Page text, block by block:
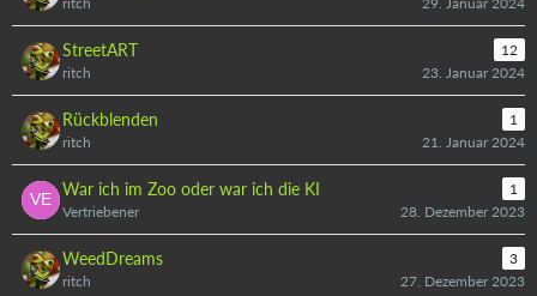
StreetART
12
ritch
23. Januar 2024
Rückblenden
1
ritch
21. Januar 2024
War ich im Zoo oder war ich die KI
1
Vertriebener
28. Dezember 2023
WeedDreams
3
ritch
27. Dezember 2023